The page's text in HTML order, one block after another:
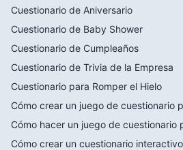
Cuestionario de Aniversario
Cuestionario de Baby Shower
Cuestionario de Cumpleaños
Cuestionario de Trivia de la Empresa
Cuestionario para Romper el Hielo
Cómo crear un juego de cuestionario
Cómo hacer un juego de cuestionario
Cómo crear un cuestionario